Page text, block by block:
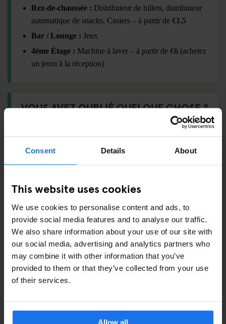
Consent Details About
This website uses cookies
We use cookies to personalise content and ads, to
provide social media features and to analyse our traffic.
We also share information about your use of our site with
our social media, advertising and analytics partners who
may combine it with other information that you’ve
provided to them or that they’ve collected from your use
of their services.
Allow all
Rez-de-chaussée : Distributeur de billets, distributeur
automatique de snacks, Casiers – à partir de €1.5
Bar / Lounge : Jeux
4ème Étage : Machine à laver – à partir de €6 (achetez
un jeton à la réception)
VOUS AVEZ OUBLIÉ QUELQUE CHOSE ?
à la réception pour les essentiels :
Shampooing / Gel douche –€1
Masque de sommeil –€5.5
Bouchons d'oreilles –€1
ÉGALEMENT DISPONIBLE À LA
RÉCEPTION